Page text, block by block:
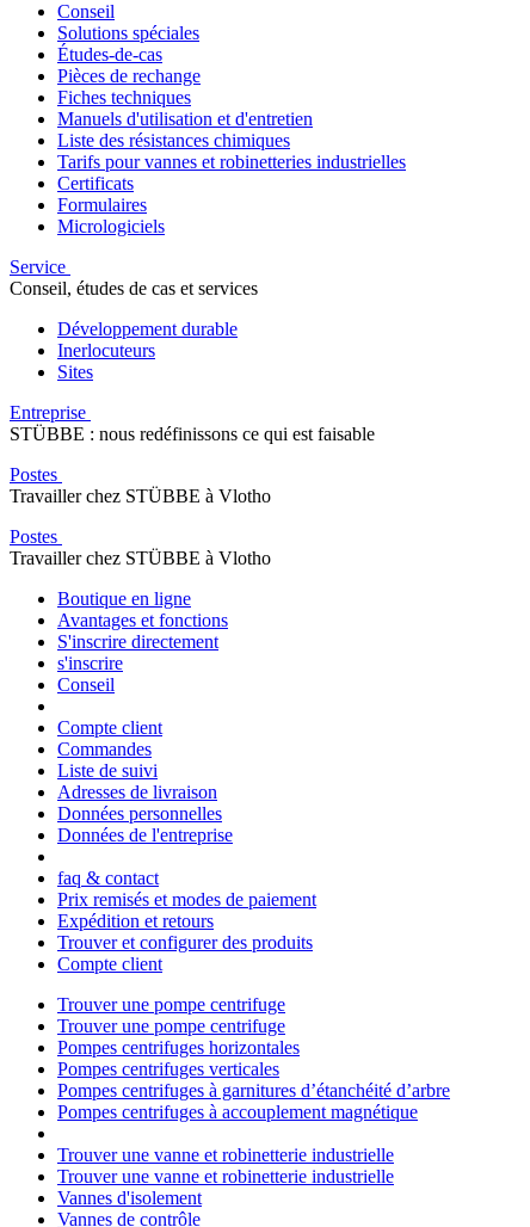
Conseil
Solutions spéciales
Études-de-cas
Pièces de rechange
Fiches techniques
Manuels d'utilisation et d'entretien
Liste des résistances chimiques
Tarifs pour vannes et robinetteries industrielles
Certificats
Formulaires
Micrologiciels
Service
Conseil, études de cas et services
Développement durable
Inerlocuteurs
Sites
Entreprise
STÜBBE : nous redéfinissons ce qui est faisable
Postes
Travailler chez STÜBBE à Vlotho
Postes
Travailler chez STÜBBE à Vlotho
Boutique en ligne
Avantages et fonctions
S'inscrire directement
s'inscrire
Conseil
Compte client
Commandes
Liste de suivi
Adresses de livraison
Données personnelles
Données de l'entreprise
faq & contact
Prix remisés et modes de paiement
Expédition et retours
Trouver et configurer des produits
Compte client
Trouver une pompe centrifuge
Trouver une pompe centrifuge
Pompes centrifuges horizontales
Pompes centrifuges verticales
Pompes centrifuges à garnitures d’étanchéité d’arbre
Pompes centrifuges à accouplement magnétique
Trouver une vanne et robinetterie industrielle
Trouver une vanne et robinetterie industrielle
Vannes d'isolement
Vannes de contrôle